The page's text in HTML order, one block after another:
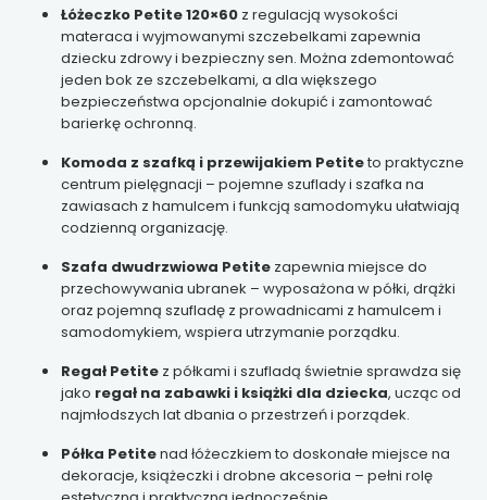
Łóżeczko Petite 120×60 z regulacją wysokości
materaca i wyjmowanymi szczebelkami zapewnia
dziecku zdrowy i bezpieczny sen. Można zdemontować
jeden bok ze szczebelkami, a dla większego
bezpieczeństwa opcjonalnie dokupić i zamontować
barierkę ochronną.
Komoda z szafką i przewijakiem Petiteto praktyczne
centrum pielęgnacji – pojemne szuflady i szafka na
zawiasach z hamulcem i funkcją samodomyku ułatwiają
codzienną organizację.
Szafa dwudrzwiowa Petite zapewnia miejsce do
przechowywania ubranek – wyposażona w półki, drążki
oraz pojemną szufladę z prowadnicami z hamulcem i
samodomykiem, wspiera utrzymanie porządku.
Regał Petite z półkami i szufladą świetnie sprawdza się
jako regał na zabawki i książki dla dziecka, ucząc od
najmłodszych lat dbania o przestrzeń i porządek.
Półka Petitenad łóżeczkiem to doskonałe miejsce na
dekoracje, książeczki i drobne akcesoria – pełni rolę